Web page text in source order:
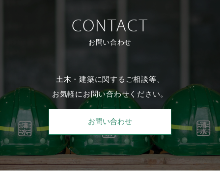
CONTACT
お問い合わせ
土木・建築に関するご相談等、
お気軽にお問い合わせください。
お問い合わせ